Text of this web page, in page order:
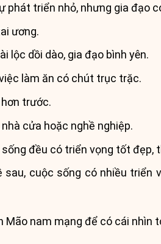
phát triển nhỏ, nhưng gia đạo
ương.
lộc dồi dào, gia đạo bình yên.
làm ăn có chút trục trặc.
trước.
cửa hoặc nghề nghiệp.
đều có triển vọng tốt đẹp,
cuộc sống có nhiều
nam mạng để có cái nhìn